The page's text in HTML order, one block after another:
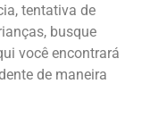
tentativa de
busque
você encontrará
de maneira